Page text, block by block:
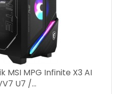
MSI MPG Infinite X3 AI
U7 /...